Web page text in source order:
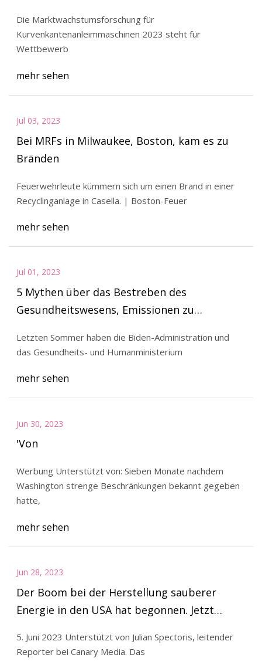
Die Marktwachstumsforschung für
Kurvenkantenanleimmaschinen 2023 steht für
Wettbewerb
mehr sehen
Jul 03, 2023
Bei MRFs in Milwaukee, Boston, kam es zu
Bränden
Feuerwehrleute kümmern sich um einen Brand in einer
Recyclinganlage in Casella. | Boston-Feuer
mehr sehen
Jul 01, 2023
5 Mythen über das Bestreben des
Gesundheitswesens, Emissionen zu
Letzten Sommer haben die Biden-Administration und
das Gesundheits- und Humanministerium
mehr sehen
Jun 30, 2023
'Von
Werbung Unterstützt von: Sieben Monate nachdem
Washington strenge Beschränkungen bekannt gegeben
hatte,
mehr sehen
Jun 28, 2023
Der Boom bei der Herstellung sauberer
Energie in den USA hat begonnen. Jetzt…
5. Juni 2023 Unterstützt von Julian Spectoris, leitender
Reporter bei Canary Media. Das